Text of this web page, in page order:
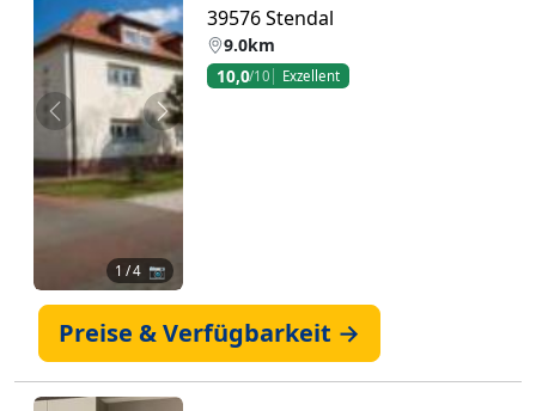
Zurück Weiter
1 / 4 📷
39576 Stendal
9.0km
10,0/10 Exzellent
Preise & Verfügbarkeit →